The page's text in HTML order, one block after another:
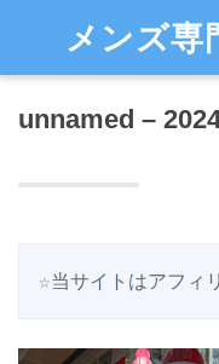
メンズ専
unnamed –
☆当サイトはアフィ